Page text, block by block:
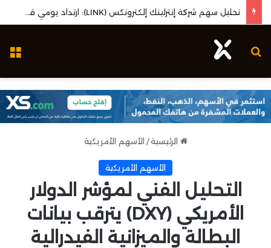
بحث عن
الرئيسية / الأسهم الأمريكية
الأسهم الأمريكية
التحليل الفني لمؤشر الدولار
الأمريكي (DXY) يترقب بيانات
البطالة والميزانية الفيدرالية